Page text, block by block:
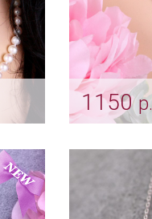
1150р.
Арт: ser_0054